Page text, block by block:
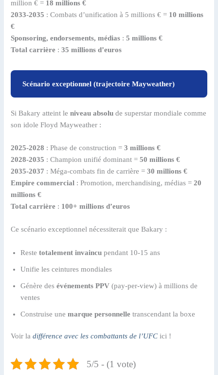
million € = 18 millions €
2033-2035 : Combats d’unification à 5 millions € = 10 millions
€
Sponsoring, endorsements, médias :5 millions €
Total carrière :35 millions d’euros
Scénario exceptionnel (trajectoire Mayweather)
Si Bakary atteint leniveau absolu de superstar mondiale comme
son idole Floyd Mayweather :
2025-2028 : Phase de construction =3 millions €
2028-2035 : Champion unifié dominant =50 millions €
2035-2037 : Méga-combats fin de carrière =30 millions €
Empire commercial : Promotion, merchandising, médias =20
millions €
Total carrière : 100+ millions d’euros
Ce scénario exceptionnel nécessiterait que Bakary :
Restetotalement invaincu pendant 10-15 ans
Unifie les ceintures mondiales
Génère desévénements PPV (pay-per-view) à millions de
ventes
Construise unemarque personnelle transcendant la boxe
Voir ladifférence avec les combattants de l’UFC ici !
5/5 - (1 vote)